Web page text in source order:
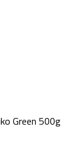
Green 500g